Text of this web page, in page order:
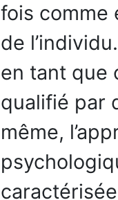
fois comme
de
en tant que
qualifié par
même,